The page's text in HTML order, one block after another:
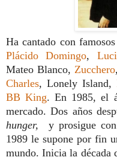
Ha cantado con
Plácido Domingo,
Mateo Blanco, Zucchero
Charles, Lonely Island,
BB King. En 1985, el
mercado. Dos años
hunger,
y prosigue
1989 le supone por fin
mundo. Inicia la década